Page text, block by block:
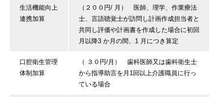
生活機能向上
連携加算
（２００円/ 月） 医師、理学、作業療法
士、言語聴覚士が訪問し計画作成担当者と
共同し評価や計画書を作成した場合に初回
月以降3 か月の間、1 月につき算定
口腔衛生管理
体制加算
（ ３０円/月） 歯科医師又は歯科衛生士
から指導助言を月1回以上介護職員に行っ
ている場合